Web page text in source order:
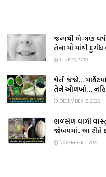
જન્મથી બે-ત્રણ
તેના મોં માંથી
JUNE 22, 2020
ચેતી જજો…
તેને ઓળખો… નહિ
DECEMBER 15, 2022
ભળસેળ વાળી
જોખમમાં.. આ રીતે
NOVEMBER 2, 2022